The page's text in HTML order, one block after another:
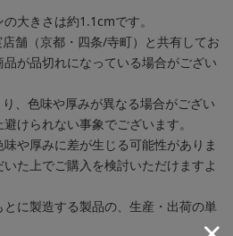
大きさは約1.1cmです。
舗（京都・四条/寺町）と共有してお
が品切れになっている場合がござい
、色味や厚みが異なる場合がござい
けられない事象でございます。
や厚みに差が生じる可能性がありま
た上でご購入を検討いただけますよ
とに製造する製品の、生産・出荷の単